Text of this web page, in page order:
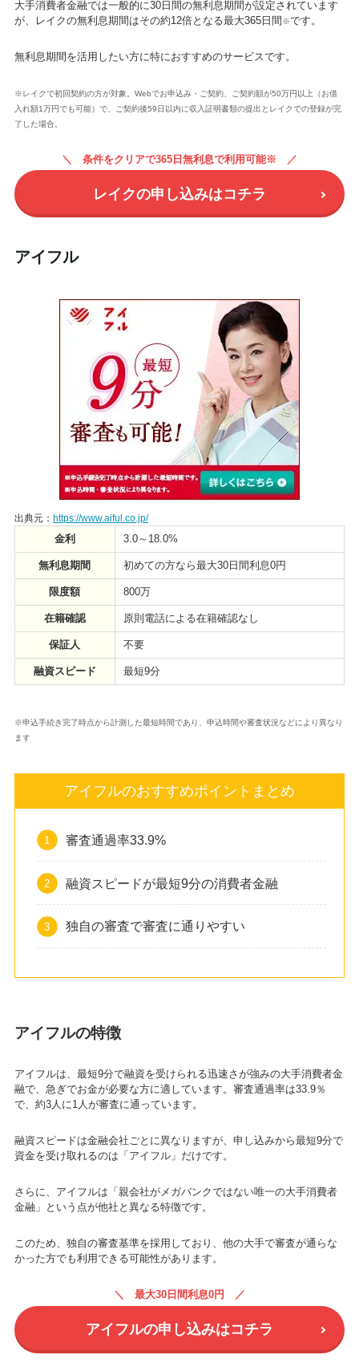
大手消費者金融では一般的に30日間の無利息期間が設定されています
が、レイクの無利息期間はその約12倍となる最大365日間 ※です。
無利息期間を活用したい方に特におすすめのサービスです。
※レイクで初回契約の方が対象。Webでお申込み・ご契約、ご契約額が50万円以上（お借
入れ額1万円でも可能）で、ご契約後59日以内に収入証明書類の提出とレイクでの登録が完
了した場合。
条件をクリアで365日無利息で利用可能※
レイクの申し込みはコチラ
アイフル
出典元： https://www.aiful.co.jp/
金利 3.0～18.0%
無利息期間 初めての方なら最大30日間利息0円
限度額 800万
在籍確認 原則電話による在籍確認なし
保証人 不要
融資スピード 最短9分
※申込手続き完了時点から計測した最短時間であり、申込時間や審査状況などにより異なり
ます
アイフルのおすすめポイントまとめ
審査通過率33.9%
融資スピードが最短9分の消費者金融
独自の審査で審査に通りやすい
アイフルの特徴
アイフルは、最短9分で融資を受けられる迅速さが強みの大手消費者金
融で、急ぎでお金が必要な方に適しています。審査通過率は33.9％
で、約3人に1人が審査に通っています。
融資スピードは金融会社ごとに異なりますが、申し込みから最短9分で
資金を受け取れるのは「アイフル」だけです。
さらに、アイフルは「親会社がメガバンクではない唯一の大手消費者
金融」という点が他社と異なる特徴です。
このため、独自の審査基準を採用しており、他の大手で審査が通らな
かった方でも利用できる可能性があります。
最大30日間利息0円
アイフルの申し込みはコチラ